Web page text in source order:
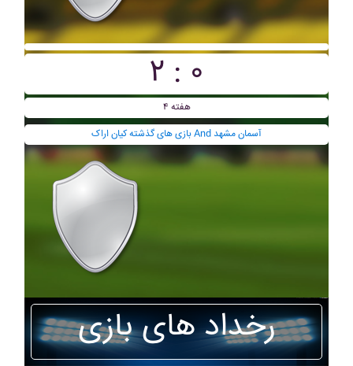
۲ : ۰
هفته ۴
بازی های گذشته کيان اراک And آسمان مشهد
رخداد های بازی